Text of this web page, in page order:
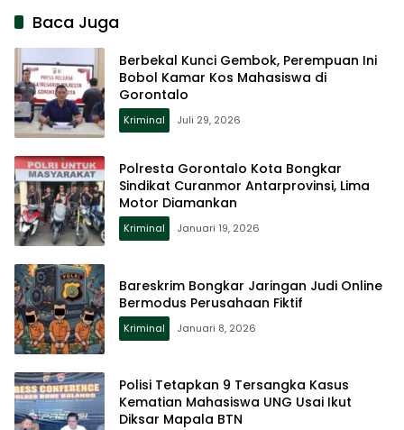
Baca Juga
Berbekal Kunci Gembok, Perempuan Ini
Bobol Kamar Kos Mahasiswa di
Gorontalo
Kriminal Juli 29, 2026
Polresta Gorontalo Kota Bongkar
Sindikat Curanmor Antarprovinsi, Lima
Motor Diamankan
Kriminal Januari 19, 2026
Bareskrim Bongkar Jaringan Judi Online
Bermodus Perusahaan Fiktif
Kriminal Januari 8, 2026
Polisi Tetapkan 9 Tersangka Kasus
Kematian Mahasiswa UNG Usai Ikut
Diksar Mapala BTN